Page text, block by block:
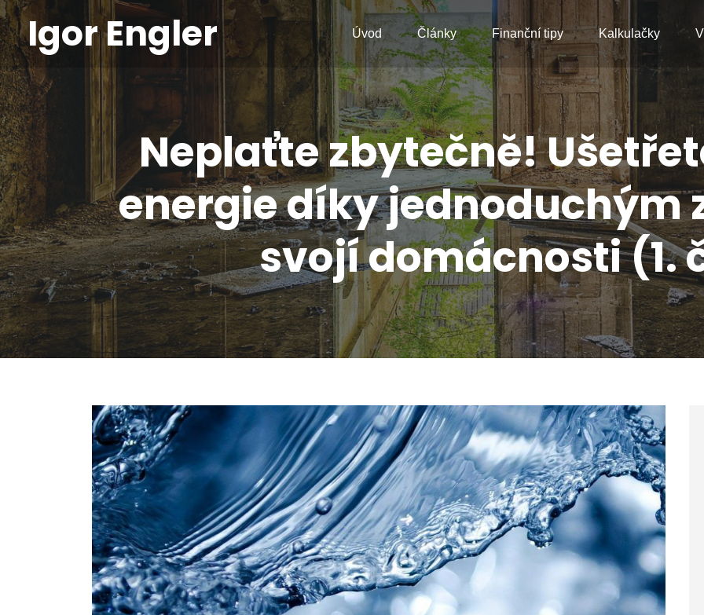
Igor Engler Úvod Články Finanční tipy Kalkulačky
Neplaťte zbytečně!
energie díky jednoduchým
svojí domácnosti (1.